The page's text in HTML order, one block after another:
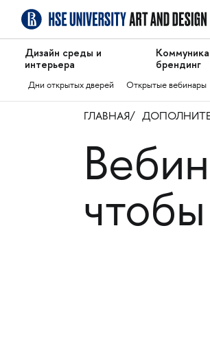
Дизайн среды и
интерьера
брендинг
Дни открытых дверей Открытые вебинары
ГЛАВНАЯ